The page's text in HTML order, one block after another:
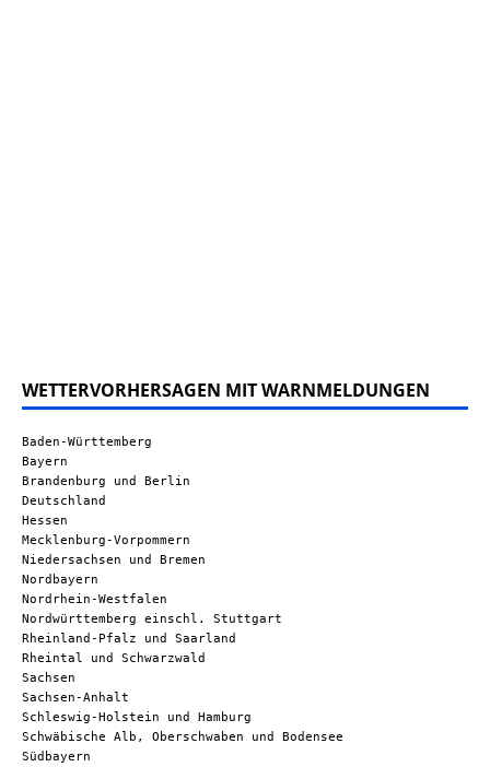
WETTERVORHERSAGEN MIT WARNMELDUNGEN
Baden-Württemberg
Bayern
Brandenburg und Berlin
Deutschland
Hessen
Mecklenburg-Vorpommern
Niedersachsen und Bremen
Nordbayern
Nordrhein-Westfalen
Nordwürttemberg einschl. Stuttgart
Rheinland-Pfalz und Saarland
Rheintal und Schwarzwald
Sachsen
Sachsen-Anhalt
Schleswig-Holstein und Hamburg
Schwäbische Alb, Oberschwaben und Bodensee
Südbayern